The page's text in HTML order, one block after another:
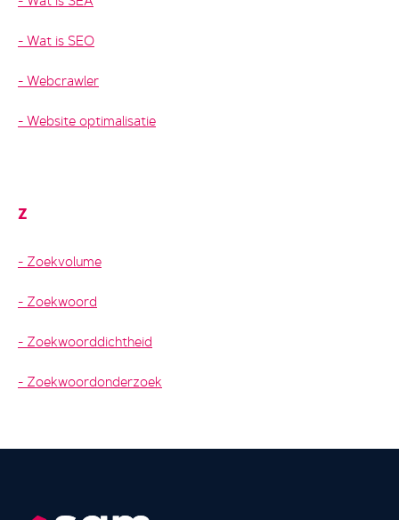
Wat is SEO
Webcrawler
Website optimalisatie
Z
Zoekvolume
Zoekwoord
Zoekwoorddichtheid
Zoekwoordonderzoek